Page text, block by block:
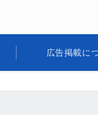
広告掲載に